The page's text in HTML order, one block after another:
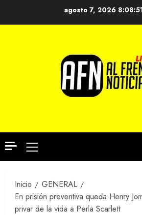
agosto 7, 2026
Menú
principal
Inicio
GENERAL
En prisión preventiva queda Henry
privar de la vida a Perla Scarlett